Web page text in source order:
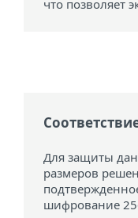
что позволяет
Для защиты
размеров
шифрование